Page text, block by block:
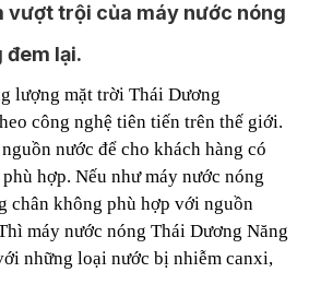
vượt trội của máy nước nóng
đem lại.
lượng mặt trời Thái Dương
công nghệ tiên tiến trên thế giới.
nước để cho khách hàng có
hợp. Nếu như máy nước nóng
chân không phù hợp với nguồn
máy nước nóng Thái Dương Năng
những loại nước bị nhiễm canxi,